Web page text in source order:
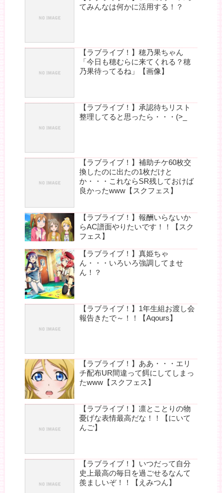
てみんなは何かに活用する！？
【ラブライブ！】穂乃果ちゃん
「今日も穂むらに来てくれる？穂
乃果待ってるね」【画像】
【ラブライブ！】承認待ちリスト
整理してると思ったら・・・(>_
【ラブライブ！】補助チケ60枚交
換したのに出たの1枚だけと
か・・・これならSR残しておけば
良かったwww【スクフェス】
【ラブライブ！】報酬いらないか
らAC譜面やりたい‬です！！【スク
フェス】
【ラブライブ！】真姫ちゃ
ん・・・いろいろ強調してませ
ん！？
【ラブライブ！】1年生組お渡し会
報告きたで～！！【Aqours】
【ラブライブ！】ああ・・・エリ
チ配布UR間違って餌にしてしまっ
たwww【スクフェス】
【ラブライブ！】凛とことりの物
憂げな表情最高だな！！【にいて
んご】
【ラブライブ！】いつだって自分
史上最高の毎日を過ごせるなんて
羨ましいぞ！！【えみつん】